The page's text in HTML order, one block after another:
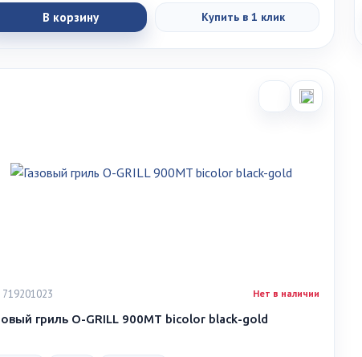
В корзину Купить в 1 клик
719201023 Нет в наличии
гриль O-GRILL 900MT bicolor black-gold